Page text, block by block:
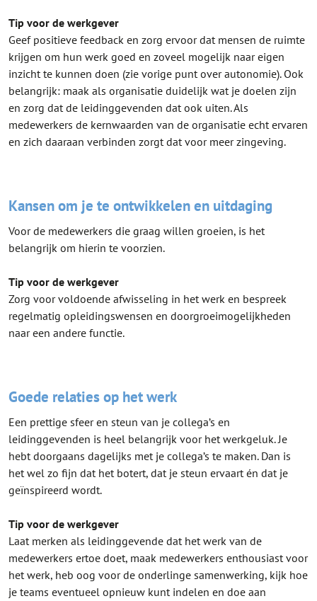
Tip voor de werkgever
Geef positieve feedback en zorg ervoor dat mensen de ruimte
krijgen om hun werk goed en zoveel mogelijk naar eigen
inzicht te kunnen doen (zie vorige punt over autonomie). Ook
belangrijk: maak als organisatie duidelijk wat je doelen zijn
en zorg dat de leidinggevenden dat ook uiten. Als
medewerkers de kernwaarden van de organisatie echt ervaren
en zich daaraan verbinden zorgt dat voor meer zingeving.
Kansen om je te ontwikkelen en uitdaging
Voor de medewerkers die graag willen groeien, is het
belangrijk om hierin te voorzien.
Tip voor de werkgever
Zorg voor voldoende afwisseling in het werk en bespreek
regelmatig opleidingswensen en doorgroeimogelijkheden
naar een andere functie.
Goede relaties op het werk
Een prettige sfeer en steun van je collega’s en
leidinggevenden is heel belangrijk voor het werkgeluk. Je
hebt doorgaans dagelijks met je collega’s te maken. Dan is
het wel zo fijn dat het botert, dat je steun ervaart én dat je
geïnspireerd wordt.
Tip voor de werkgever
Laat merken als leidinggevende dat het werk van de
medewerkers ertoe doet, maak medewerkers enthousiast voor
het werk, heb oog voor de onderlinge samenwerking, kijk hoe
je teams eventueel opnieuw kunt indelen en doe aan